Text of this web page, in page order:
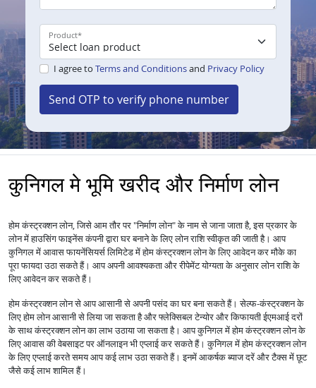
Product*
I agree to Terms and Conditionsand Privacy Policy
Send OTP to verify phone number
कुनिगल मे भूमि खरीद और निर्माण लोन
होम कंस्ट्रक्शन लोन, जिसे आम तौर पर "निर्माण लोन" के नाम से जाना जाता है, इस प्रकार के
लोन में हाउसिंग फाइनेंस कंपनी द्वारा घर बनाने के लिए लोन राशि स्वीकृत की जाती है। आप
कुनिगल में आवास फायनेंसियर्स लिमिटेड में होम कंस्ट्रक्शन लोन के लिए आवेदन कर मौके का
पूरा फायदा उठा सकते हैं। आप अपनी आवश्यकता और रीपेमेंट योग्यता के अनुसार लोन राशि के
लिए आवेदन कर सकते हैं।
होम कंस्ट्रक्शन लोन से आप आसानी से अपनी पसंद का घर बना सकते हैं। सेल्फ-कंस्ट्रक्शन के
लिए होम लोन आसानी से लिया जा सकता है और फ्लेक्सिबल टेन्योर और किफायती ईएमआई दरों
के साथ कंस्ट्रक्शन लोन का लाभ उठाया जा सकता है। आप कुनिगल में होम कंस्ट्रक्शन लोन के
लिए आवास की वेबसाइट पर ऑनलाइन भी एप्लाई कर सकते हैं। कुनिगल में होम कंस्ट्रक्शन लोन
के लिए एप्लाई करते समय आप कई लाभ उठा सकते हैं। इनमें आकर्षक ब्याज दरें और टैक्स में छूट
जैसे कई लाभ शामिल हैं।